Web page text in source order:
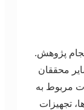
پژوهش.
محققان
مربوط به
تجهیزات